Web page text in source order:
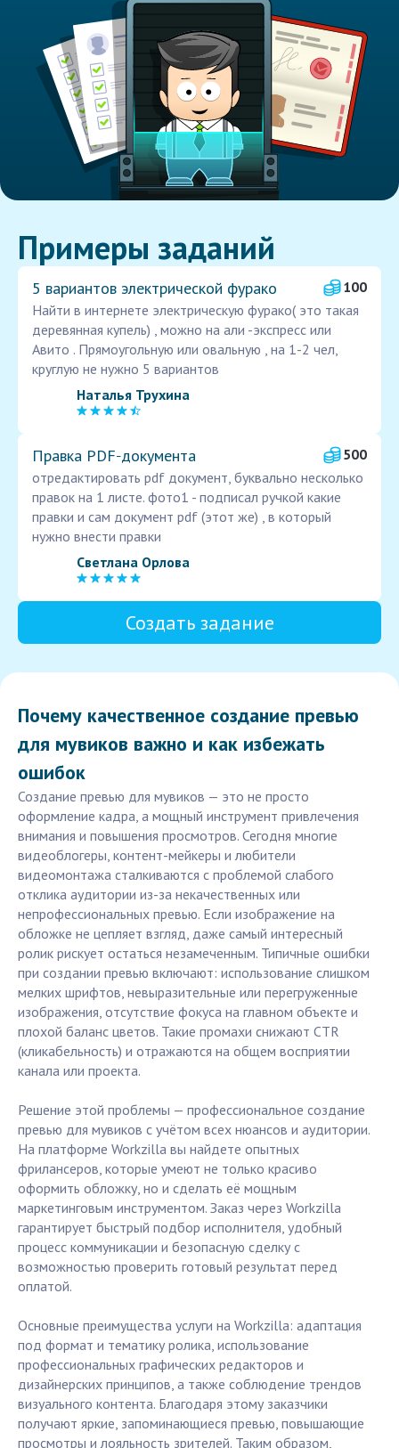
Примеры заданий
5 вариантов электрической фурако
100
Найти в интернете электрическую фурако( это такая
деревянная купель) , можно на али -экспресс или
Авито . Прямоугольную или овальную , на 1-2 чел,
круглую не нужно 5 вариантов
Наталья Трухина
Правка PDF‑документа
500
отредактировать pdf документ, буквально несколько
правок на 1 листе. фото1 - подписал ручкой какие
правки и сам документ pdf (этот же) , в который
нужно внести правки
Светлана Орлова
Создать задание
Почему качественное создание превью
для мувиков важно и как избежать
ошибок
Создание превью для мувиков — это не просто
оформление кадра, а мощный инструмент привлечения
внимания и повышения просмотров. Сегодня многие
видеоблогеры, контент-мейкеры и любители
видеомонтажа сталкиваются с проблемой слабого
отклика аудитории из-за некачественных или
непрофессиональных превью. Если изображение на
обложке не цепляет взгляд, даже самый интересный
ролик рискует остаться незамеченным. Типичные ошибки
при создании превью включают: использование слишком
мелких шрифтов, невыразительные или перегруженные
изображения, отсутствие фокуса на главном объекте и
плохой баланс цветов. Такие промахи снижают CTR
(кликабельность) и отражаются на общем восприятии
канала или проекта.
Решение этой проблемы — профессиональное создание
превью для мувиков с учётом всех нюансов и аудитории.
На платформе Workzilla вы найдете опытных
фрилансеров, которые умеют не только красиво
оформить обложку, но и сделать её мощным
маркетинговым инструментом. Заказ через Workzilla
гарантирует быстрый подбор исполнителя, удобный
процесс коммуникации и безопасную сделку с
возможностью проверить готовый результат перед
оплатой.
Основные преимущества услуги на Workzilla: адаптация
под формат и тематику ролика, использование
профессиональных графических редакторов и
дизайнерских принципов, а также соблюдение трендов
визуального контента. Благодаря этому заказчики
получают яркие, запоминающиеся превью, повышающие
просмотры и лояльность зрителей. Таким образом,